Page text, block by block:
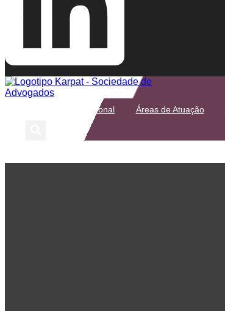
Institucional Áreas de Atuação